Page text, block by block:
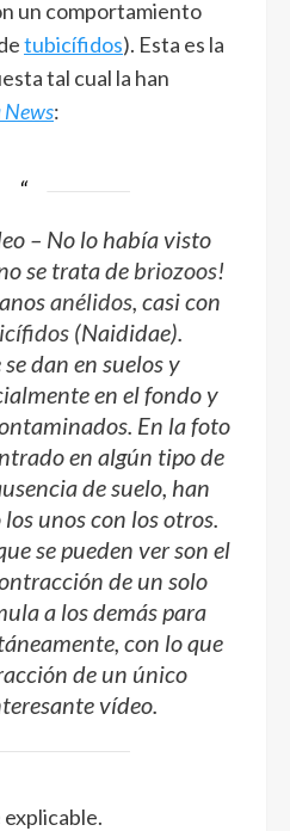
un comportamiento
tubicífidos). Esta es la
tal cual la han
News:
– No lo había visto
se trata de briozoos!
anélidos, casi con
(Naididae).
dan en suelos y
en el fondo y
En la foto
en algún tipo de
de suelo, han
unos con los otros.
se pueden ver son el
de un solo
a los demás para
con lo que
de un único
vídeo.